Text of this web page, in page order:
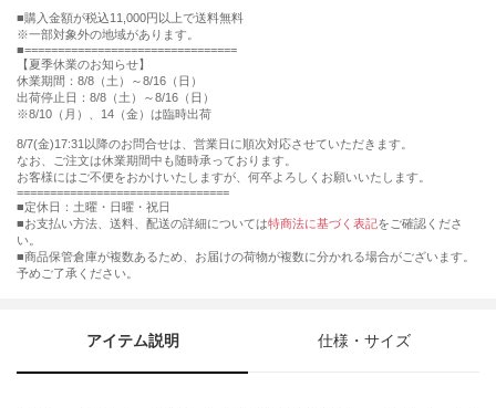
購入金額が税込11,000円以上で送料無料
※一部対象外の地域があります。
================================
【夏季休業のお知らせ】
休業期間：8/8（土）～8/16（日）
出荷停止日：8/8（土）～8/16（日）
※8/10（月）、14（金）は臨時出荷
8/7(金)17:31以降のお問合せは、営業日に順次対応させていただきます。
なお、ご注文は休業期間中も随時承っております。
お客様にはご不便をおかけいたしますが、何卒よろしくお願いいたします。
================================
■定休日：土曜・日曜・祝日
■お支払い方法、送料、配送の詳細については特商法に基づく表記をご確認くださ
い。
■商品保管倉庫が複数あるため、お届けの荷物が複数に分かれる場合がございます。
予めご了承ください。
アイテム説明 仕様・サイズ